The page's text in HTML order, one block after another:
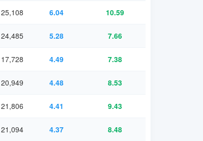
25,108 6.04 10.59
24,485 5.28 7.66
17,728 4.49 7.38
20,949 4.48 8.53
21,806 4.41 9.43
21,094 4.37 8.48